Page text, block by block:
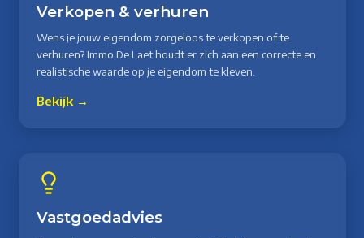
Verkopen & verhuren
Wens je jouw eigendom zorgeloos te verkopen of te
verhuren? Immo De Laet houdt er zich aan een correcte en
realistische waarde op je eigendom te kleven.
Bekijk →
Vastgoedadvies